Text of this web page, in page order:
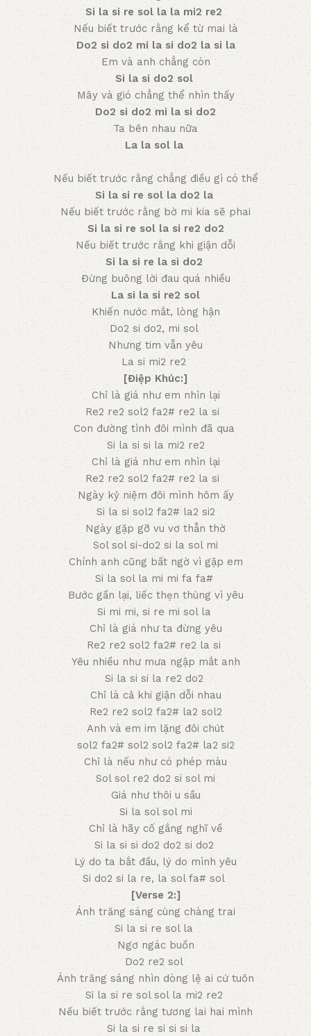
Si la si re sol la la mi2 re2
Nếu biết trước rằng kể từ mai là
Do2 si do2 mi la si do2 la si la
Em và anh chẳng còn
Si la si do2 sol
Mây và gió chẳng thể nhìn thấy
Do2 si do2 mi la si do2
Ta bên nhau nữa
La la sol la
Nếu biết trước rằng chẳng điều gì có thể
Si la si re sol la do2 la
Nếu biết trước rằng bờ mi kia sẽ phai
Si la si re sol la si re2 do2
Nếu biết trước rằng khi giận dỗi
Si la si re la si do2
Đừng buông lời đau quá nhiều
La si la si re2 sol
Khiến nước mắt, lòng hận
Do2 si do2, mi sol
Nhưng tim vẫn yêu
La si mi2 re2
[Điệp Khúc:]
Chỉ là giá như em nhìn lại
Re2 re2 sol2 fa2# re2 la si
Con đường tình đôi mình đã qua
Si la si si la mi2 re2
Chỉ là giá như em nhìn lại
Re2 re2 sol2 fa2# re2 la si
Ngày kỷ niệm đôi mình hôm ấy
Si la si sol2 fa2# la2 si2
Ngày gặp gỡ vu vơ thẫn thờ
Sol sol si-do2 si la sol mi
Chính anh cũng bất ngờ vì gặp em
Si la sol la mi mi fa fa#
Bước gần lại, liếc thẹn thùng vì yêu
Si mi mi, si re mi sol la
Chỉ là giá như ta đừng yêu
Re2 re2 sol2 fa2# re2 la si
Yêu nhiều như mưa ngập mắt anh
Si la si si la re2 do2
Chỉ là cả khi giận dỗi nhau
Re2 re2 sol2 fa2# la2 sol2
Anh và em im lặng đôi chút
sol2 fa2# sol2 sol2 fa2# la2 si2
Chỉ là nếu như có phép màu
Sol sol re2 do2 si sol mi
Giá như thôi u sầu
Si la sol sol mi
Chỉ là hãy cố gắng nghĩ về
Si la si si do2 do2 si do2
Lý do ta bắt đầu, lý do mình yêu
Si do2 si la re, la sol fa# sol
[Verse 2:]
Ánh trăng sáng cùng chàng trai
Si la si re sol la
Ngơ ngác buồn
Do2 re2 sol
Ánh trăng sáng nhìn dòng lệ ai cứ tuôn
Si la si re sol sol la mi2 re2
Nếu biết trước rằng tương lai hai mình
Si la si re si si si la